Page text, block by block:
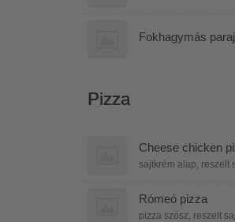
Fokhagymás
Pizza
Cheese chicken
sajtkrém alap, reszelt
Rómeó pizza
pizza szósz, reszelt